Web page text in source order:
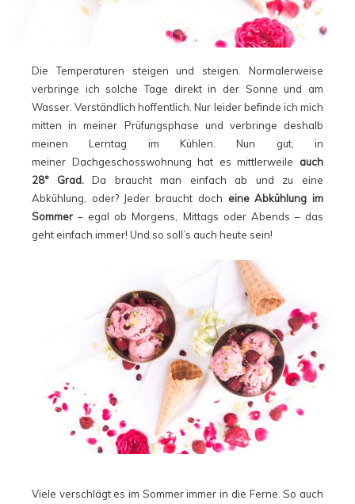
Die Temperaturen steigen und steigen. Normalerweise
verbringe ich solche Tage direkt in der Sonne und am
Wasser. Verständlich hoffentlich. Nur leider befinde ich mich
mitten in meiner Prüfungsphase und verbringe deshalb
meinen Lerntag im Kühlen. Nun gut, in
meiner Dachgeschosswohnung hat es mittlerweile auch
28° Grad.Da braucht man einfach ab und zu eine
Abkühlung, oder? Jeder braucht doch eine Abkühlung im
Sommer – egal ob Morgens, Mittags oder Abends – das
geht einfach immer! Und so soll’s auch heute sein!
Viele verschlägt es im Sommer immer in die Ferne. So auch